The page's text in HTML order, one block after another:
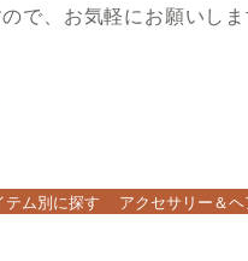
で、お気軽にお願いしま
テム別に探す アクセサリー＆